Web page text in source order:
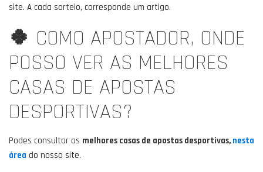
site. A cada sorteio, corresponde um artigo.
🍀 COMO APOSTADOR, ONDE
POSSO VER AS MELHORES
CASAS DE APOSTAS
DESPORTIVAS?
Podes consultar as melhores casas de apostas desportivas, nesta
área do nosso site.